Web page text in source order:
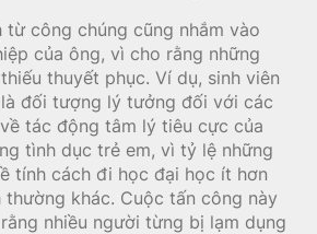
từ công chúng cũng nhắm vào
của ông, vì cho rằng những
thuyết phục. Ví dụ, sinh viên
đối tượng lý tưởng đối với các
tác động tâm lý tiêu cực của
tình dục trẻ em, vì tỷ lệ những
tính cách đi học đại học ít hơn
khác. Cuộc tấn công này
nhiều người từng bị lạm dụng